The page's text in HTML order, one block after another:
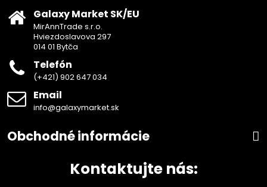
Galaxy Market SK/EU
MirAnnTrade s.r.o.
Hviezdoslavova 297
014 01 Bytča
Telefón
(+421) 902 647 034
Email
info@galaxymarket.sk
Obchodné informácie
Kontaktujte nás: